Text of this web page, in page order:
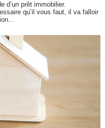
d’un prêt immobilier.
qu’il vous faut, il va falloir